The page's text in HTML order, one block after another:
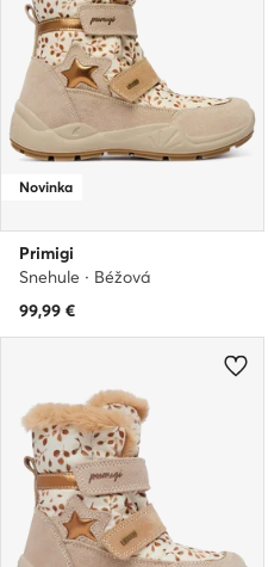
Novinka
Primigi
Snehule · Béžová
99,99 €